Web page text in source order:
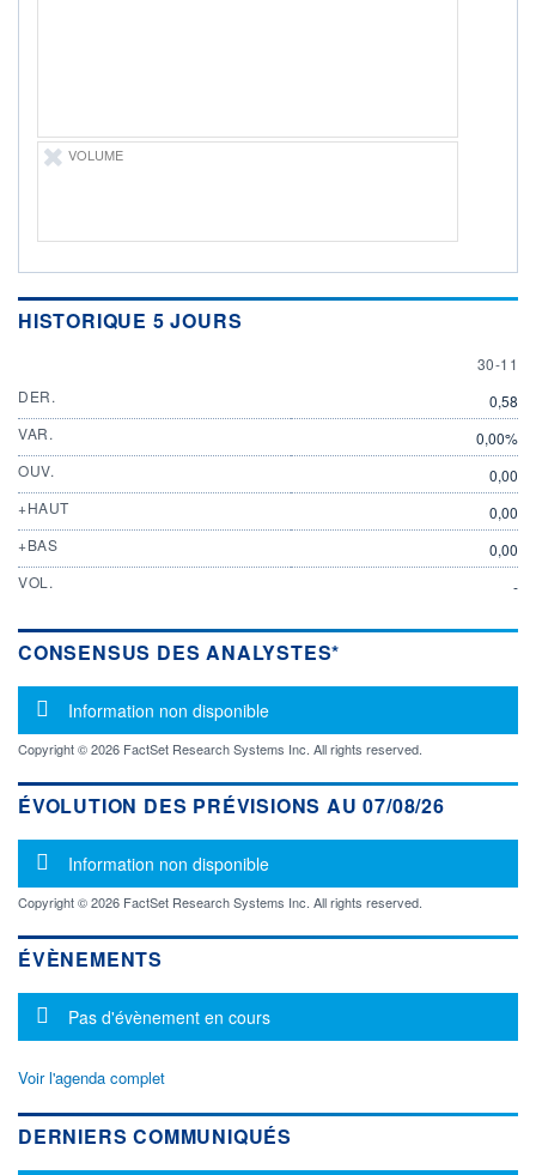
Non éligible
Boursobank
VOLUME
HISTORIQUE 5 JOURS
30
30-11
DER.
0,58
VAR.
0,00%
OUV.
0,00
+HAUT
0,00
+BAS
0,00
VOL.
-
CONSENSUS DES ANALYSTES*
Message d'information
Information non disponible
Copyright © 2026 FactSet Research Systems Inc. All rights reserved.
ÉVOLUTION DES PRÉVISIONS AU 07/08/26
Message d'information
Information non disponible
Copyright © 2026 FactSet Research Systems Inc. All rights reserved.
ÉVÈNEMENTS
Message d'information
Pas d'évènement en cours
Voir l'agenda complet
DERNIERS COMMUNIQUÉS